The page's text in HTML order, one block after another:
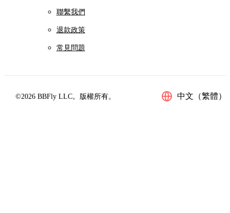
聯繫我們
退款政策
常見問題
©2026 BBFly LLC。版權所有。 中文（繁體）